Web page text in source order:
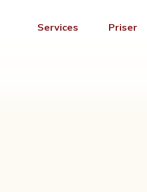
Services Priser